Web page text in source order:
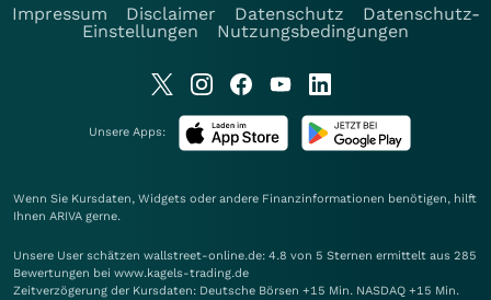
Impressum
Disclaimer Datenschutz
Datenschutz-
Einstellungen
Nutzungsbedingungen
Unsere Apps:
Wenn Sie Kursdaten, Widgets oder andere Finanzinformationen benötigen, hilft
Ihnen ARIVA gerne.
Unsere User schätzen wallstreet-online.de: 4.8 von 5 Sternen ermittelt aus 285
Bewertungen bei www.kagels-trading.de
Zeitverzögerung der Kursdaten: Deutsche Börsen +15 Min. NASDAQ +15 Min.